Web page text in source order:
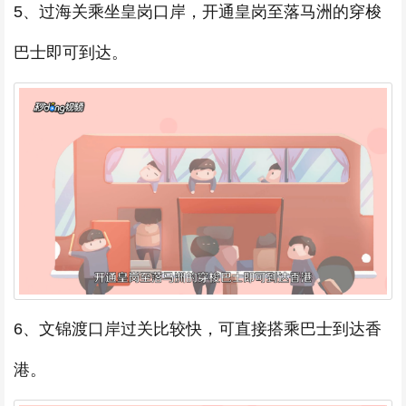
5、过海关乘坐皇岗口岸，开通皇岗至落马洲的穿梭
巴士即可到达。
6、文锦渡口岸过关比较快，可直接搭乘巴士到达香
港。